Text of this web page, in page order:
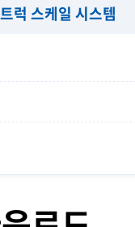
럭 스케일 시스템